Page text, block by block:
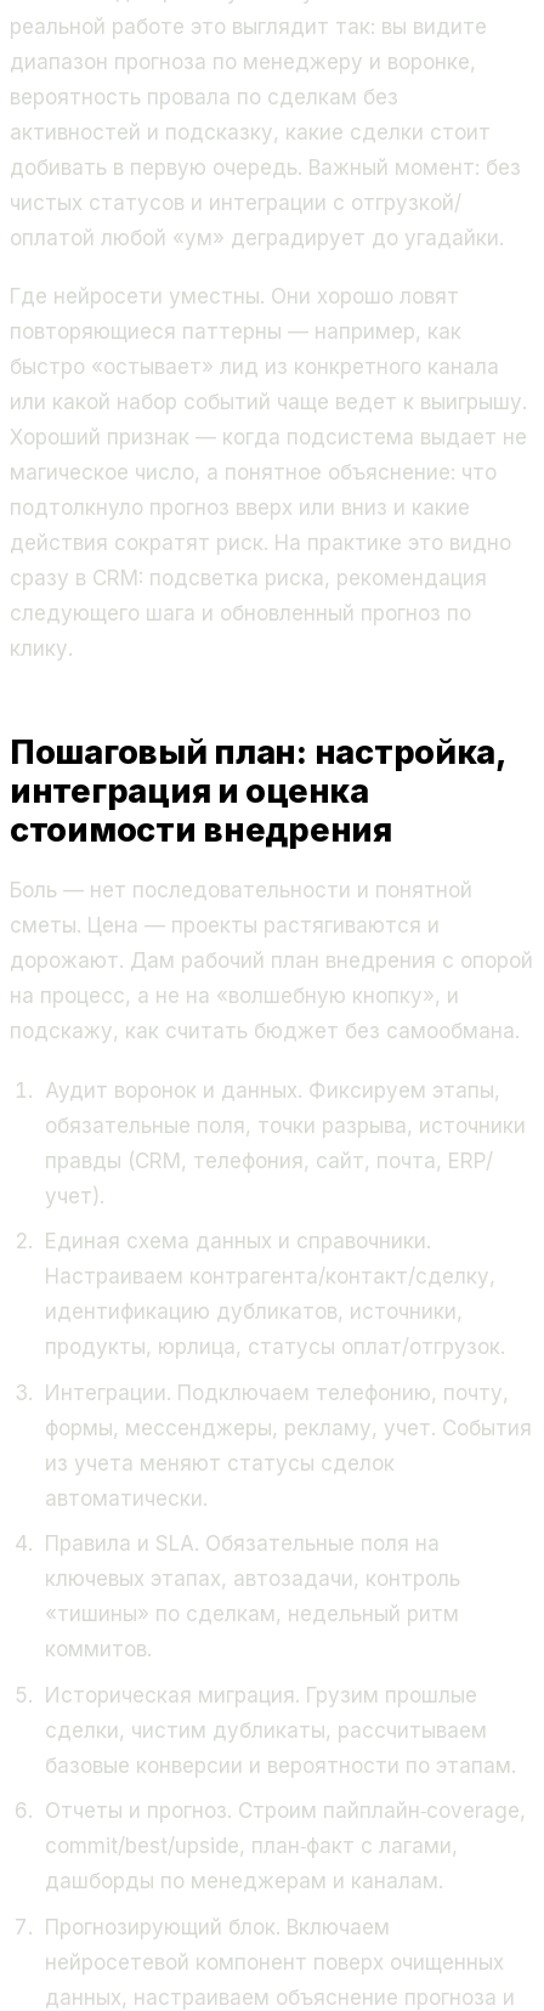
реальной работе это выглядит так: вы видите
диапазон прогноза по менеджеру и воронке,
вероятность провала по сделкам без
активностей и подсказку, какие сделки стоит
добивать в первую очередь. Важный момент: без
чистых статусов и интеграции с отгрузкой/
оплатой любой «ум» деградирует до угадайки.
Где нейросети уместны. Они хорошо ловят
повторяющиеся паттерны — например, как
быстро «остывает» лид из конкретного канала
или какой набор событий чаще ведет к выигрышу.
Хороший признак — когда подсистема выдает не
магическое число, а понятное объяснение: что
подтолкнуло прогноз вверх или вниз и какие
действия сократят риск. На практике это видно
сразу в CRM: подсветка риска, рекомендация
следующего шага и обновленный прогноз по
клику.
Пошаговый план: настройка,
интеграция и оценка
стоимости внедрения
Боль — нет последовательности и понятной
сметы. Цена — проекты растягиваются и
дорожают. Дам рабочий план внедрения с опорой
на процесс, а не на «волшебную кнопку», и
подскажу, как считать бюджет без самообмана.
Аудит воронок и данных. Фиксируем этапы,
обязательные поля, точки разрыва, источники
правды (CRM, телефония, сайт, почта, ERP/
учет).
Единая схема данных и справочники.
Настраиваем контрагента/контакт/сделку,
идентификацию дубликатов, источники,
продукты, юрлица, статусы оплат/отгрузок.
Интеграции. Подключаем телефонию, почту,
формы, мессенджеры, рекламу, учет. События
из учета меняют статусы сделок
автоматически.
Правила и SLA. Обязательные поля на
ключевых этапах, автозадачи, контроль
«тишины» по сделкам, недельный ритм
коммитов.
Историческая миграция. Грузим прошлые
сделки, чистим дубликаты, рассчитываем
базовые конверсии и вероятности по этапам.
Отчеты и прогноз. Строим пайплайн‑coverage,
commit/best/upside, план‑факт с лагами,
дашборды по менеджерам и каналам.
Прогнозирующий блок. Включаем
нейросетевой компонент поверх очищенных
данных, настраиваем объяснение прогноза и